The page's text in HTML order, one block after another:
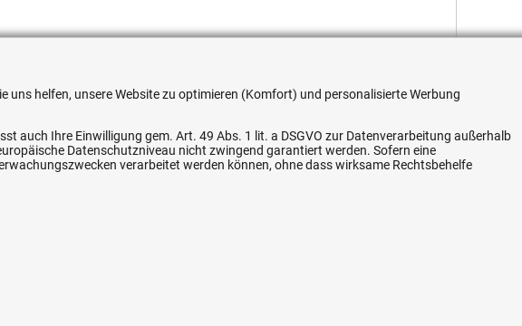
Tag
Flexible Zahlung
helfen, unsere Website zu optimieren (Komfort) und personalisierte Werbung
auch Ihre Einwilligung gem. Art. 49 Abs. 1 lit. a DSGVO zur Datenverarbeitung außerhalb
Datenschutzniveau nicht zwingend garantiert werden. Sofern eine
verarbeitet werden können, ohne dass wirksame Rechtsbehelfe